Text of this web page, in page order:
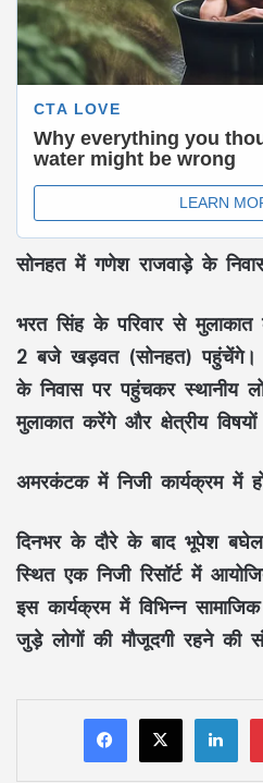
सोनहत में गणेश राजवाड़े के
भरत सिंह के परिवार से मुलाकात
2 बजे खड़वत (सोनहत) पहुंचेंगे।
के निवास पर पहुंचकर स्थानीय
मुलाकात करेंगे और क्षेत्रीय
अमरकंटक में निजी कार्यक्रम में
दिनभर के दौरे के बाद भूपेश
स्थित एक निजी रिसॉर्ट में
इस कार्यक्रम में विभिन्न
जुड़े लोगों की मौजूदगी रहने की